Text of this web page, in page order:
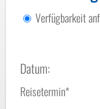
Verfügbarkeit
Datum:
Reisetermin*